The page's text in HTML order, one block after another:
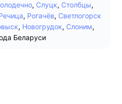
, Слуцк, Столбцы,
, Рогачёв, Светлогорск
, Новогрудок, Слоним,
Беларуси